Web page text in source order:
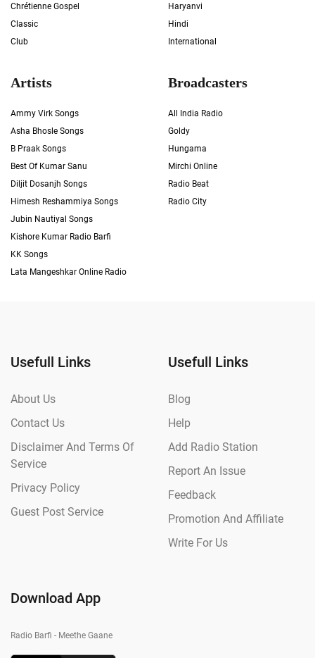
Chrétienne Gospel
Classic
Club
Haryanvi
Hindi
International
Artists
Ammy Virk Songs
Asha Bhosle Songs
B Praak Songs
Best Of Kumar Sanu
Diljit Dosanjh Songs
Himesh Reshammiya Songs
Jubin Nautiyal Songs
Kishore Kumar Radio Barfi
KK Songs
Lata Mangeshkar Online Radio
Broadcasters
All India Radio
Goldy
Hungama
Mirchi Online
Radio Beat
Radio City
Usefull Links
About Us
Contact Us
Disclaimer And Terms Of
Service
Privacy Policy
Guest Post Service
Usefull Links
Blog
Help
Add Radio Station
Report An Issue
Feedback
Promotion And Affiliate
Write For Us
Download App
Radio Barfi - Meethe Gaane